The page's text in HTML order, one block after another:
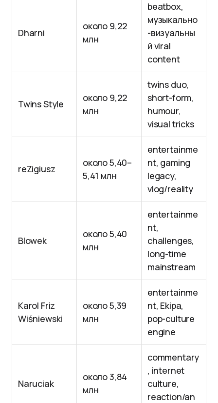
Dharni
около 9,22
млн
beatbox,
музыкально
-визуальны
й viral
content
Twins Style
около 9,22
млн
twins duo,
short-form,
humour,
visual tricks
reZigiusz
около 5,40–
5,41 млн
entertainme
nt, gaming
legacy,
vlog/reality
Blowek
около 5,40
млн
entertainme
nt,
challenges,
long-time
mainstream
Karol Friz
Wiśniewski
около 5,39
млн
entertainme
nt, Ekipa,
pop-culture
engine
Naruciak
около 3,84
млн
commentary
, internet
culture,
reaction/an